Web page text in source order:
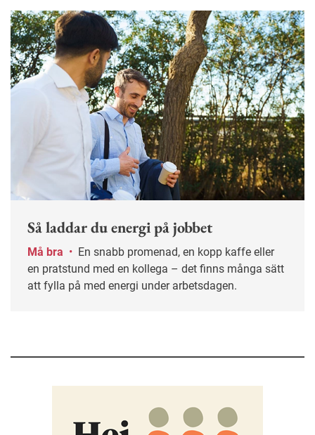
Så laddar du energi på jobbet
Må bra •
en pratstund med en kollega – det finns många sätt
att fylla på med energi under arbetsdagen.